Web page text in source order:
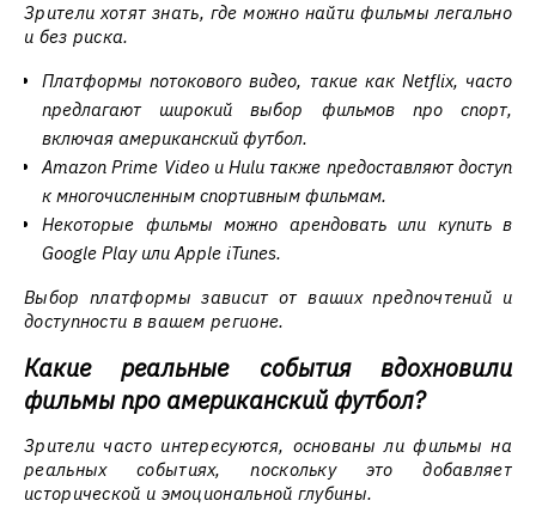
Зрители хотят знать, где можно найти фильмы легально
и без риска.
Платформы потокового видео, такие как Netflix, часто
предлагают широкий выбор фильмов про спорт,
включая американский футбол.
Amazon Prime Video и Hulu также предоставляют доступ
к многочисленным спортивным фильмам.
Некоторые фильмы можно арендовать или купить в
Google Play или Apple iTunes.
Выбор платформы зависит от ваших предпочтений и
доступности в вашем регионе.
Какие реальные события вдохновили
фильмы про американский футбол?
Зрители часто интересуются, основаны ли фильмы на
реальных событиях, поскольку это добавляет
исторической и эмоциональной глубины.